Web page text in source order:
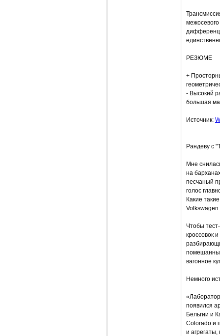
РЕЗЮМЕ
+
- Высокий
большая
Источник:
Рандеву с
Мне
на
песчаный
голос
Какие
Volkswagen
Чтобы
кроссовок
вагонное
Немного
появился
Бельгии и
Colorado и
и